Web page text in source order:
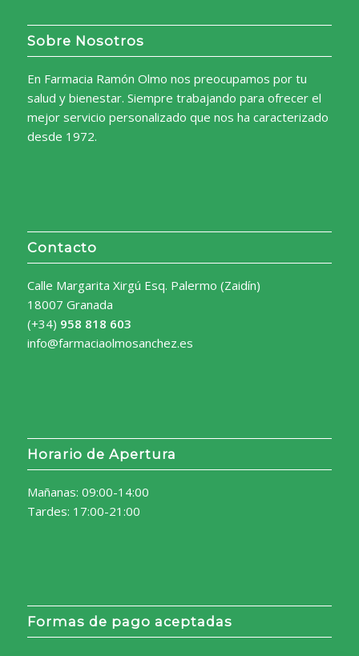
Sobre Nosotros
En Farmacia Ramón Olmo nos preocupamos por tu
salud y bienestar. Siempre trabajando para ofrecer el
mejor servicio personalizado que nos ha caracterizado
desde 1972.
Contacto
Calle Margarita Xirgú Esq. Palermo (Zaidín)
18007 Granada
(+34) 958 818 603
info@farmaciaolmosanchez.es
Horario de Apertura
Mañanas: 09:00-14:00
Tardes: 17:00-21:00
Formas de pago aceptadas